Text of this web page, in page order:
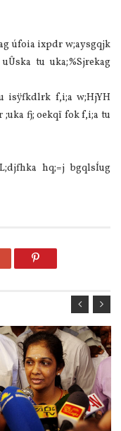
úfoia ixpdr w;aysgqjk
tu uka;%Sjrekag
f,i;a w;HjYH
fj; oekqï fok f,i;a tu
hq;=j bgqlsÍug